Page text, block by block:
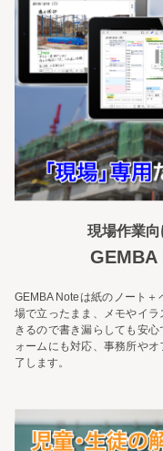
現場作業
GEMBA Noteは紙のノート
場で立ったまま、メモやイ
きるので書き漏らしても安
ォームにも対応、事務所や
了します。